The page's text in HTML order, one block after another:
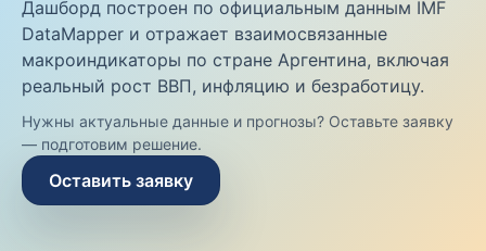
Дашборд построен по официальным данным IMF
DataMapper и отражает взаимосвязанные
макроиндикаторы по стране Аргентина, включая
реальный рост ВВП, инфляцию и безработицу.
Нужны актуальные данные и прогнозы? Оставьте заявку
— подготовим решение.
Оставить заявку